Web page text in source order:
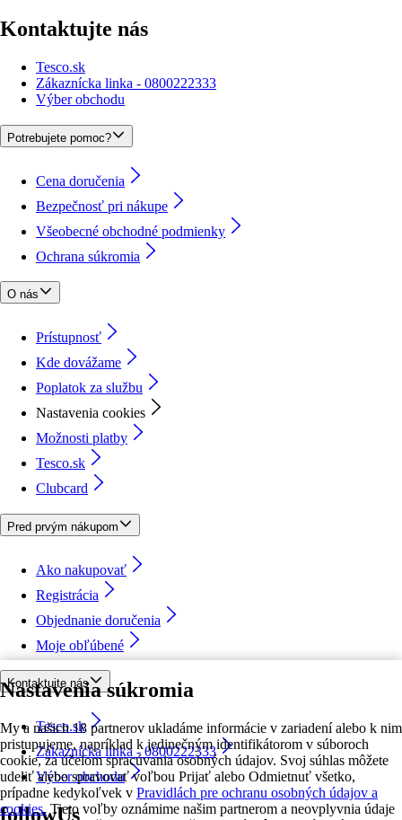
Nastavenia súkromia
My a našich 18 partnerov ukladáme informácie v zariadení alebo k nim
pristupujeme, napríklad k jedinečným identifikátorom v súboroch
cookie, za účelom spracúvania osobných údajov. Svoj súhlas môžete
udeliť alebo spravovať voľbou Prijať alebo Odmietnuť všetko,
prípadne kedykoľvek v Pravidlách pre ochranu osobných údajov a
cookies. Tieto voľby oznámime našim partnerom a neovplyvnia údaje
Kontaktujte nás
Tesco.sk
Zákaznícka linka - 0800222333
Výber obchodu
Potrebujete pomoc?
Cena doručenia
Bezpečnosť pri nákupe
Všeobecné obchodné podmienky
Ochrana súkromia
O nás
Prístupnosť
Kde dovážame
Poplatok za službu
Nastavenia cookies
Možnosti platby
Tesco.sk
Clubcard
Pred prvým nákupom
Ako nakupovať
Registrácia
Objednanie doručenia
Moje obľúbené
Kontaktujte nás
Tesco.sk
Zákaznícka linka - 0800222333
Výber obchodu
followUs